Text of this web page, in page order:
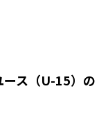
ース（U-15）の